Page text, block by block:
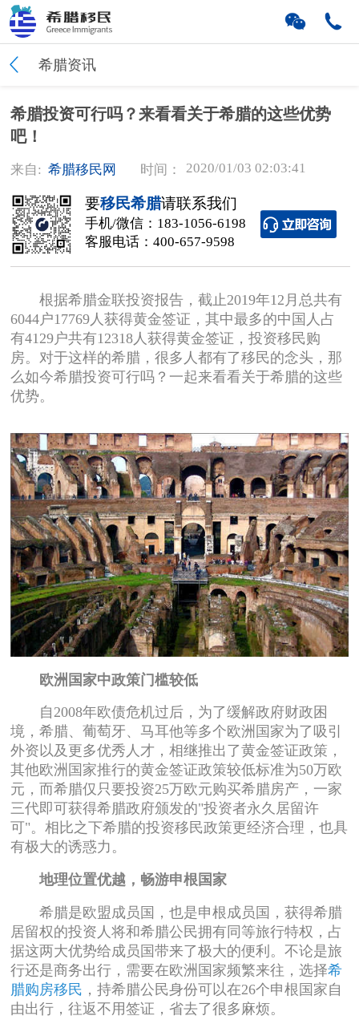
希腊资讯
希腊投资可行吗？来看看关于希腊的这些优势
吧！
来自: 希腊移民网 时间： 2020/01/03 02:03:41
要移民希腊请联系我们
手机/微信： 183-1056-6198
客服电话： 400-657-9598
根据希腊金联投资报告，截止2019年12月总共有
6044户17769人获得黄金签证，其中最多的中国人占
有4129户共有12318人获得黄金签证，投资移民购
房。对于这样的希腊，很多人都有了移民的念头，那
么如今希腊投资可行吗？一起来看看关于希腊的这些
优势。
欧洲国家中政策门槛较低
自2008年欧债危机过后，为了缓解政府财政困
境，希腊、葡萄牙、马耳他等多个欧洲国家为了吸引
外资以及更多优秀人才，相继推出了黄金签证政策，
其他欧洲国家推行的黄金签证政策较低标准为50万欧
元，而希腊仅只要投资25万欧元购买希腊房产，一家
三代即可获得希腊政府颁发的"投资者永久居留许
可"。相比之下希腊的投资移民政策更经济合理，也具
有极大的诱惑力。
地理位置优越，畅游申根国家
希腊是欧盟成员国，也是申根成员国，获得希腊
居留权的投资人将和希腊公民拥有同等旅行特权，占
据这两大优势给成员国带来了极大的便利。不论是旅
行还是商务出行，需要在欧洲国家频繁来往，选择希
腊购房移民 ，持希腊公民身份可以在26个申根国家自
由出行，往返不用签证，省去了很多麻烦。